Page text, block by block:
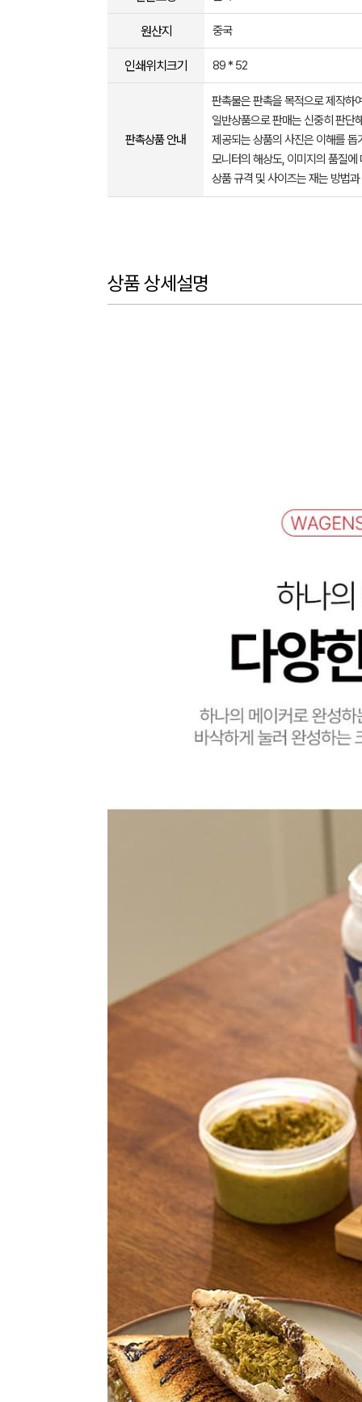
원산지 중국
인쇄위치크기 89 * 52
판촉상품 안내
판촉물은 판촉을 목적으로 제작하
일반상품으로 판매는 신중히 판단
제공되는 상품의 사진은 이해를
모니터의 해상도, 이미지의 품질
상품 규격 및 사이즈는 재는 방법
상품 상세설명